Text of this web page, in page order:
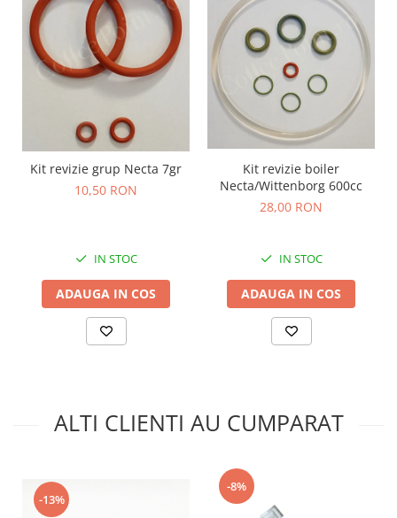
Kit revizie grup Necta 7gr
10,50 RON
IN STOC
ADAUGA IN COS
Kit revizie boiler
Necta/Wittenborg 600cc
28,00 RON
IN STOC
ADAUGA IN COS
ALTI CLIENTI AU CUMPARAT
-13%
-8%